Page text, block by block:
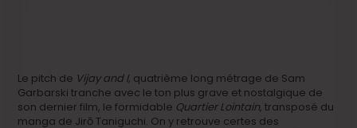
Le pitch de Vijay and I, quatrième long métrage de Sam
Garbarski tranche avec le ton plus grave et nostalgique de
son dernier film, le formidable Quartier Lointain, transposé du
manga de Jirō Taniguchi. On y retrouve certes des